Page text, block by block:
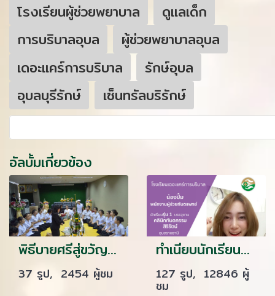
โรงเรียนผู้ช่วยพยาบาล
ดูแลเด็ก
การบริบาลอุบล
ผู้ช่วยพยาบาลอุบล
เดอะแคร์การบริบาล
รักษ์อุบล
อุบลบุรีรักษ์
เซ็นทรัลบริรักษ์
อัลบั้มเกี่ยวข้อง
พิธีบายศรีสู่ขวัญก่อนออกฝึกภาคปฏิบัตินักเรียนรุ่น 13 ปีการศึกษา 2559
37 รูป, 2454 ผู้ชม
ทำเนียบนักเรียนรรจุงาน ภาค 1
127 รูป, 12846 ผู้
ชม